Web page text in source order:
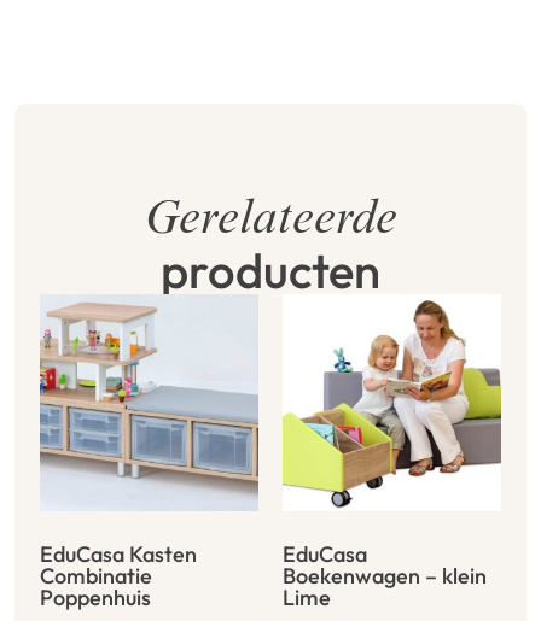
Gerelateerde
producten
EduCasa Kasten
Combinatie
Poppenhuis
EduCasa
Boekenwagen – klein
Lime